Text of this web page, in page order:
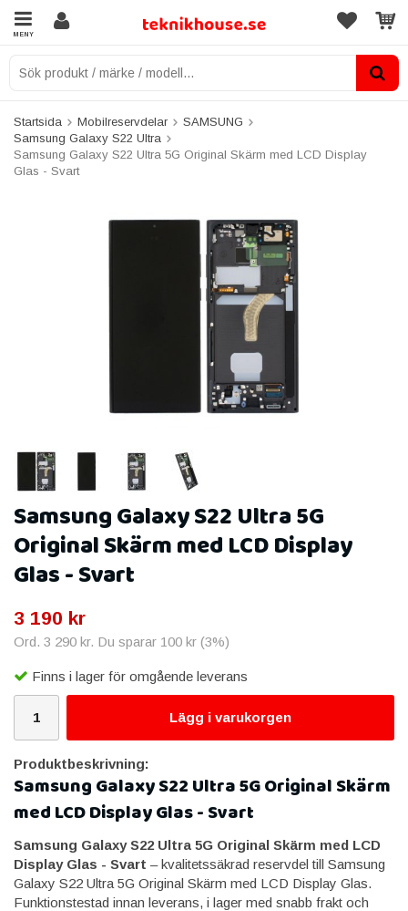
MENY
Startsida Mobilreservdelar
SAMSUNG
Samsung Galaxy S22 Ultra
Samsung Galaxy S22 Ultra 5G Original Skärm med LCD Display
Glas - Svart
Samsung Galaxy S22 Ultra 5G
Original Skärm med LCD Display
Glas - Svart
3 190 kr
Ord. 3 290 kr. Du sparar 100 kr (3%)
Finns i lager för omgående leverans
Lägg i varukorgen
Produktbeskrivning:
Samsung Galaxy S22 Ultra 5G Original Skärm
med LCD Display Glas - Svart
Samsung Galaxy S22 Ultra 5G Original Skärm med LCD
Display Glas - Svart – kvalitetssäkrad reservdel till Samsung
Galaxy S22 Ultra 5G Original Skärm med LCD Display Glas.
Funktionstestad innan leverans, i lager med snabb frakt och